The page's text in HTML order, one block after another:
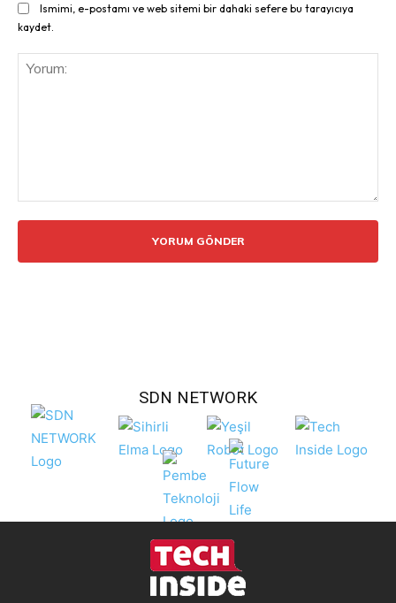
Ismimi, e-postamı ve web sitemi bir dahaki sefere bu tarayıcıya
kaydet.
SDN NETWORK